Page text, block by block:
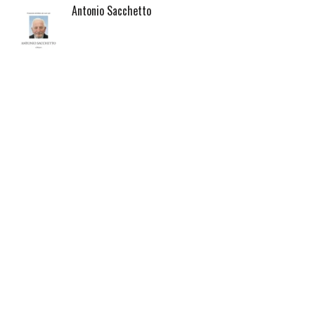
Antonio Sacchetto